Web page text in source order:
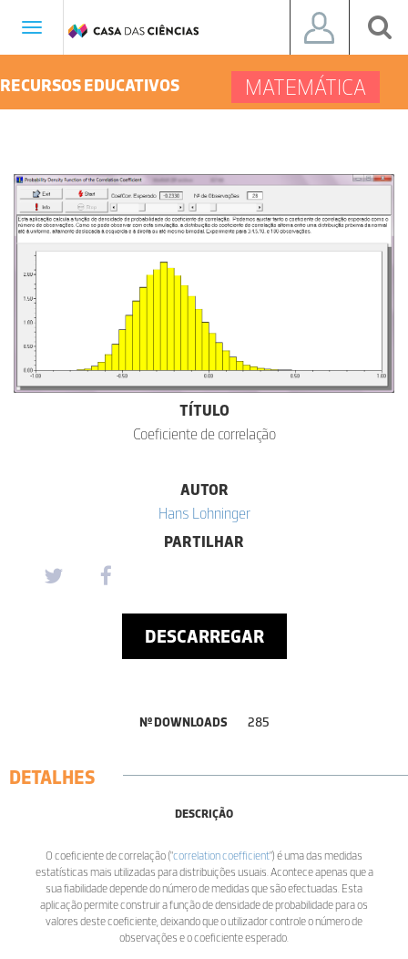
Toggle
RECURSOS EDUCATIVOS MATEMÁTICA
TÍTULO
Coeficiente de correlação
AUTOR
Hans Lohninger
PARTILHAR
DESCARREGAR
Nº DOWNLOADS 285
DETALHES
DESCRIÇÃO
O coeficiente de correlação ("correlation coefficient") é uma das medidas
estatísticas mais utilizadas para distribuições usuais. Acontece apenas que a
sua fiabilidade depende do número de medidas que são efectuadas. Esta
aplicação permite construir a função de densidade de probabilidade para os
valores deste coeficiente, deixando que o utilizador controle o número de
observações e o coeficiente esperado.